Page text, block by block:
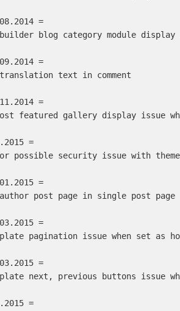
=
blog category module display
=
text in comment
=
featured gallery display issue
=
possible security issue with
=
post page in single post page
=
pagination issue when set as
=
next, previous buttons issue
=